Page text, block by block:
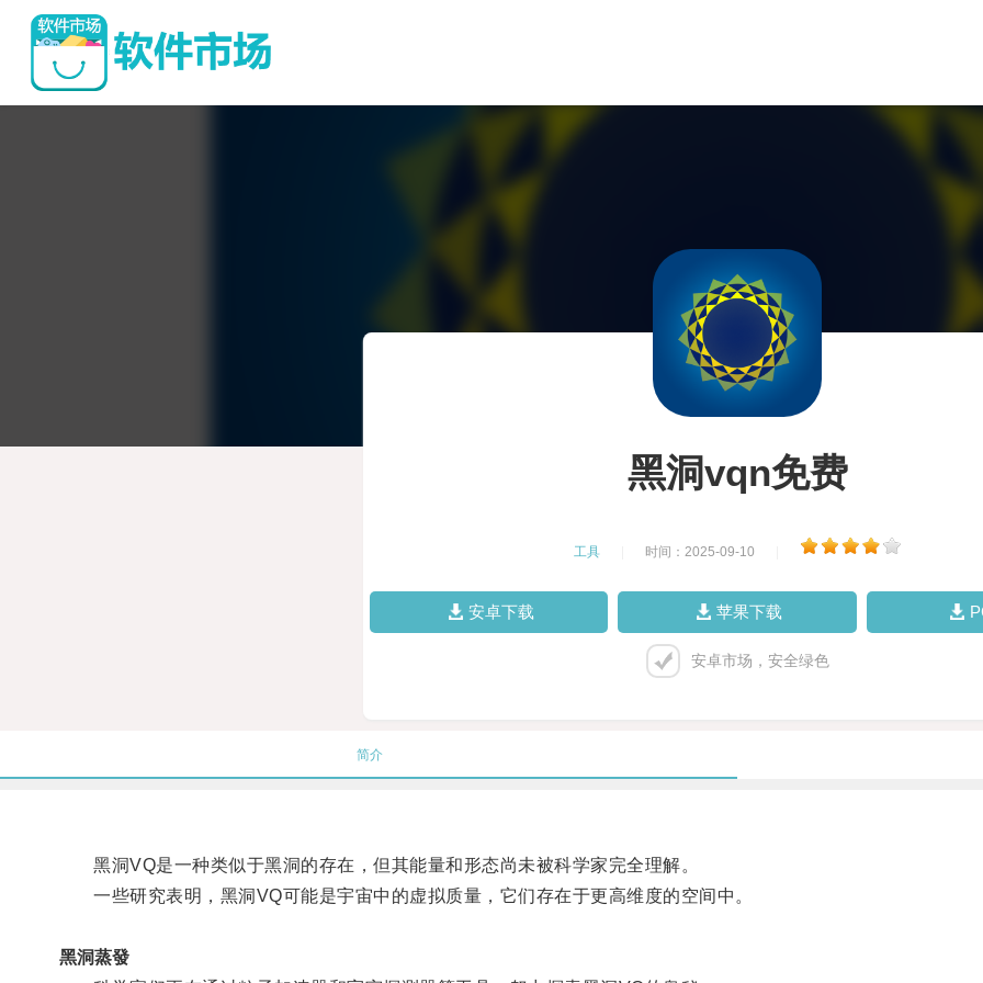
黑洞vqn免费
工具 时间：2025-09-10
安卓下载 苹果下载
安卓市场，安全绿色
简介
黑洞VQ是一种类似于黑洞的存在，但其能量和形态尚未被科学家完全理解。
一些研究表明，黑洞VQ可能是宇宙中的虚拟质量，它们存在于更高维度的空间中。
黑洞蒸發